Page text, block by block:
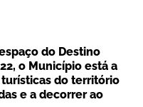
do Destino
o Município está a
do território
e a decorrer ao